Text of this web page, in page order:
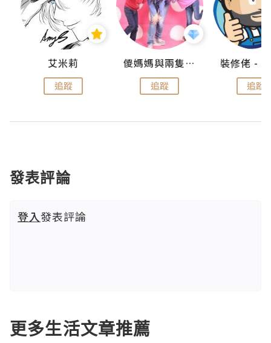
艾米莉
追蹤
儍媽媽與兩隻小魔怪之家
追蹤 追蹤
發表評論
登入發表評論
更多生活文章推薦